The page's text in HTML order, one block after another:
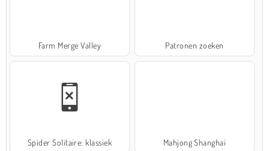
Farm Merge Valley Patronen zoeken
Spider Solitaire: klassiek Mahjong Shanghai